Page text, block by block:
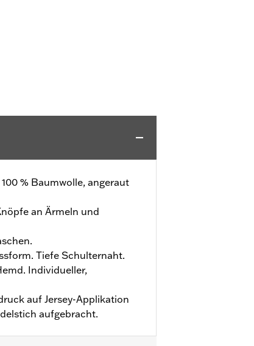
% Baumwolle, angeraut
an Ärmeln und
Tiefe Schulternaht.
Individueller,
auf Jersey-Applikation
aufgebracht.